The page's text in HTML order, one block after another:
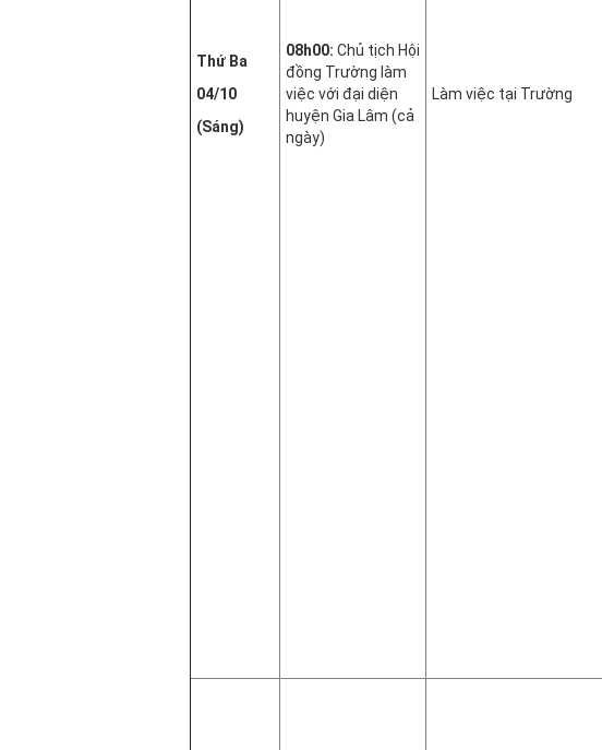
Thứ Ba
04/10
(Sáng)
08h00: Chủ tịch Hội
đồng Trường làm
việc với đại diện
huyện Gia Lâm (cả
ngày)
Làm việc tại Trường